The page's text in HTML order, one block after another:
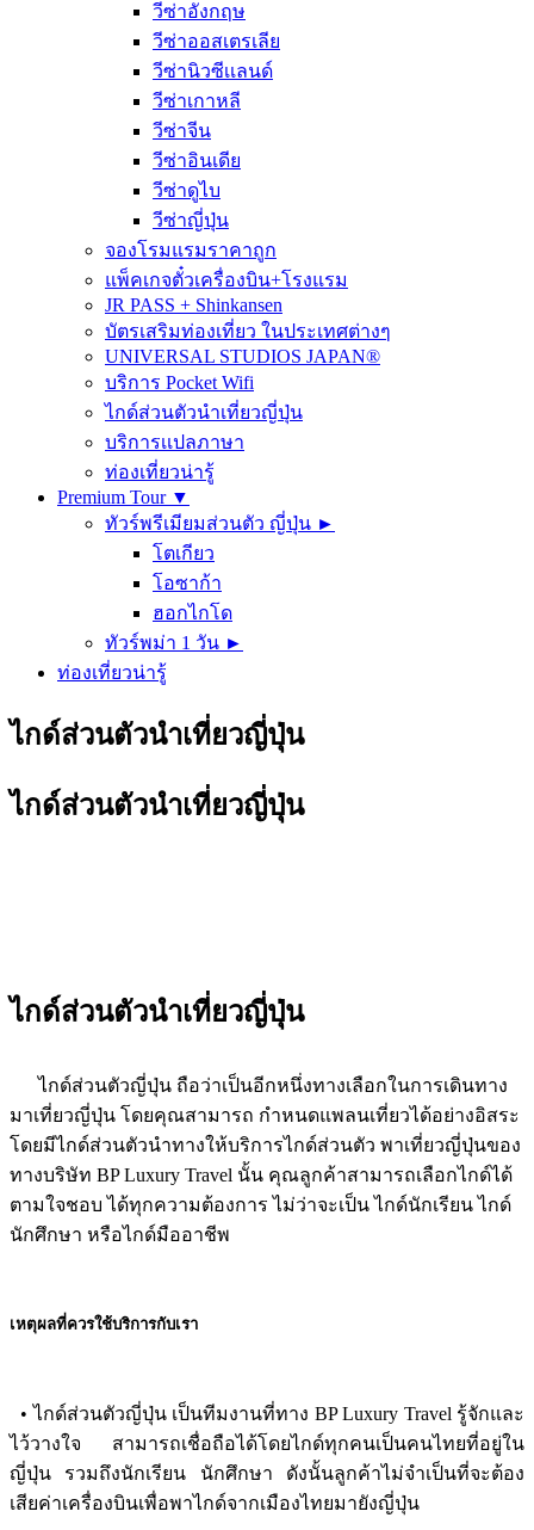
วีซ่าอังกฤษ
วีซ่าออสเตรเลีย
วีซ่านิวซีเเลนด์
วีซ่าเกาหลี
วีซ่าจีน
วีซ่าอินเดีย
วีซ่าดูไบ
วีซ่าญี่ปุ่น
จองโรมแรมราคาถูก
แพ็คเกจตั๋วเครื่องบิน+โรงแรม
JR PASS + Shinkansen
บัตรเสริมท่องเที่ยว ในประเทศต่างๆ
UNIVERSAL STUDIOS JAPAN®
บริการ Pocket Wifi
ไกด์ส่วนตัวนำเที่ยวญี่ปุ่น
บริการเเปลภาษา
ท่องเที่ยวน่ารู้
Premium Tour ▼
ทัวร์พรีเมียมส่วนตัว ญี่ปุ่น ►
โตเกียว
โอซาก้า
ฮอกไกโด
ทัวร์พม่า 1 วัน ►
ท่องเที่ยวน่ารู้
ไกด์ส่วนตัวนำเที่ยวญี่ปุ่น
ไกด์ส่วนตัวนำเที่ยวญี่ปุ่น
ไกด์ส่วนตัวนำเที่ยวญี่ปุ่น
ไกด์ส่วนตัวญี่ปุ่น ถือว่าเป็นอีกหนึ่งทางเลือกในการเดินทาง
มาเที่ยวญี่ปุ่น โดยคุณสามารถ กำหนดแพลนเที่ยวได้อย่างอิสระ
โดยมีไกด์ส่วนตัวนำทางให้บริการไกด์ส่วนตัว พาเที่ยวญี่ปุ่นของ
ทางบริษัท BP Luxury Travel นั้น คุณลูกค้าสามารถเลือกไกด์ได้
ตามใจชอบ ได้ทุกความต้องการ ไม่ว่าจะเป็น ไกด์นักเรียน ไกด์
นักศึกษา หรือไกด์มืออาชีพ
เหตุผลที่ควรใช้บริการกับเรา
• ไกด์ส่วนตัวญี่ปุ่น เป็นทีมงานที่ทาง BP Luxury Travel รู้จักและ
ไว้วางใจ สามารถเชื่อถือได้โดยไกด์ทุกคนเป็นคนไทยที่อยู่ใน
ญี่ปุ่น รวมถึงนักเรียน นักศึกษา ดังนั้นลูกค้าไม่จำเป็นที่จะต้อง
เสียค่าเครื่องบินเพื่อพาไกด์จากเมืองไทยมายังญี่ปุ่น